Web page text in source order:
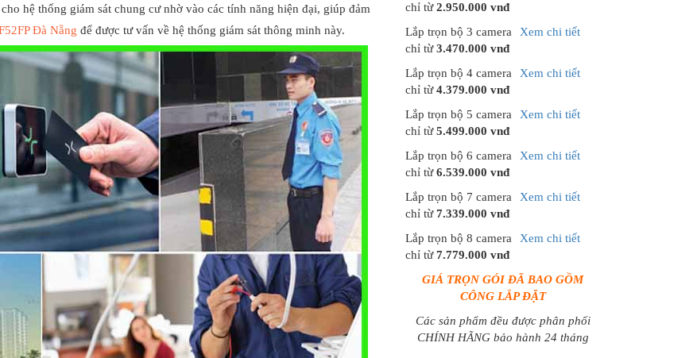
hệ thống giám sát chung cư nhờ vào các tính năng hiện đại, giúp đảm
Đà Nẵng để được tư vấn về hệ thống giám sát thông minh này.
chỉ từ2.950.000 vnđ
Lắp trọn bộ 3 camera
chỉ từ3.470.000 vnđ
Xem chi tiết
Lắp trọn bộ 4 camera
chỉ từ4.379.000 vnđ
Xem chi tiết
Lắp trọn bộ 5 camera
chỉ từ5.499.000 vnđ
Xem chi tiết
Lắp trọn bộ 6 camera
chỉ từ6.539.000 vnđ
Xem chi tiết
Lắp trọn bộ 7 camera
chỉ từ7.339.000 vnđ
Xem chi tiết
Lắp trọn bộ 8 camera
chỉ từ7.779.000 vnđ
Xem chi tiết
GIÁ TRỌN GÓI ĐÃ BAO GỒM
CÔNG LẮP ĐẶT
Các sản phẩm đều được phân phối
CHÍNH HÃNG bảo hành 24 tháng